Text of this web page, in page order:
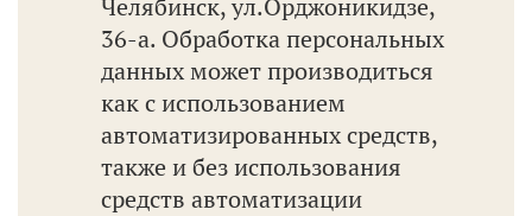
Челябинск, ул.Орджоникидзе,
36-а. Обработка персональных
данных может производиться
как с использованием
автоматизированных средств,
также и без использования
средств автоматизации